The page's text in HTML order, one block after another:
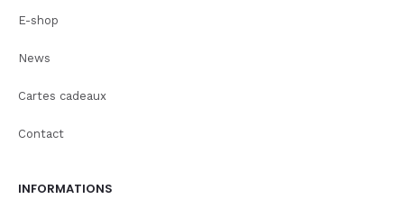
E-shop
News
Cartes cadeaux
Contact
INFORMATIONS